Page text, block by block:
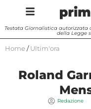
Testata Giornalistica autorizzata
della Legge
Home / Ultim'ora
Roland
Redazione